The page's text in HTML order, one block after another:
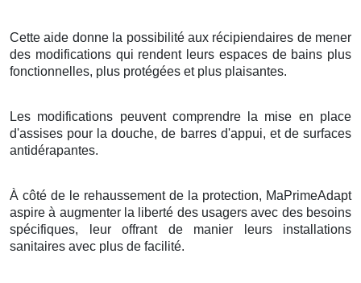
Cette aide donne la possibilité aux récipiendaires de mener
des modifications qui rendent leurs espaces de bains plus
fonctionnelles, plus protégées et plus plaisantes.
Les modifications peuvent comprendre la mise en place
d'assises pour la douche, de barres d'appui, et de surfaces
antidérapantes.
À côté de le rehaussement de la protection, MaPrimeAdapt
aspire à augmenter la liberté des usagers avec des besoins
spécifiques, leur offrant de manier leurs installations
sanitaires avec plus de facilité.